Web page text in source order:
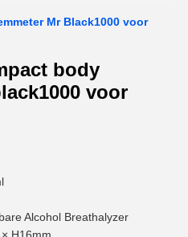
Mr Black1000 voor
body
voor
Alcohol Breathalyzer